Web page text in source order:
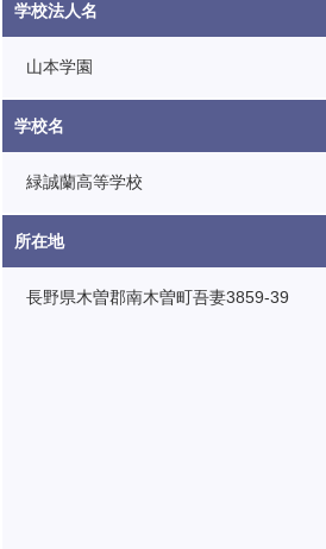
学校法人名
山本学園
学校名
緑誠蘭高等学校
所在地
長野県木曽郡南木曽町吾妻3859-39